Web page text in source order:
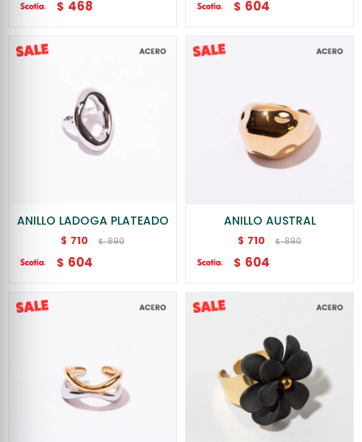
$ 468 $ 604
ANILLO LADOGA PLATEADO
$ 710 $ 890
$ 604
ANILLO AUSTRAL
$ 710 $ 890
$ 604